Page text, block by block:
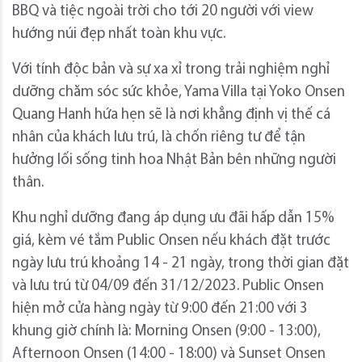
BBQ và tiệc ngoài trời cho tới 20 người với view
hướng núi đẹp nhất toàn khu vực.
Với tính độc bản và sự xa xỉ trong trải nghiệm nghỉ
dưỡng chăm sóc sức khỏe, Yama Villa tại Yoko Onsen
Quang Hanh hứa hẹn sẽ là nơi khẳng định vị thế cá
nhân của khách lưu trú, là chốn riêng tư để tận
hưởng lối sống tinh hoa Nhật Bản bên những người
thân.
Khu nghỉ dưỡng đang áp dụng ưu đãi hấp dẫn 15%
giá, kèm vé tắm Public Onsen nếu khách đặt trước
ngày lưu trú khoảng 14 - 21 ngày, trong thời gian đặt
và lưu trú từ 04/09 đến 31/12/2023. Public Onsen
hiện mở cửa hàng ngày từ 9:00 đến 21:00 với 3
khung giờ chính là: Morning Onsen (9:00 - 13:00),
Afternoon Onsen (14:00 - 18:00) và Sunset Onsen